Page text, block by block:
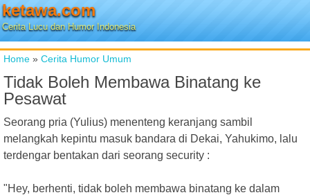
ketawa.com
Cerita Lucu dan Humor Indonesia
Home » Cerita Humor Umum
Tidak Boleh Membawa Binatang ke
Pesawat
Seorang pria (Yulius) menenteng keranjang sambil
melangkah kepintu masuk bandara di Dekai, Yahukimo, lalu
terdengar bentakan dari seorang security :
"Hey, berhenti, tidak boleh membawa binatang ke dalam